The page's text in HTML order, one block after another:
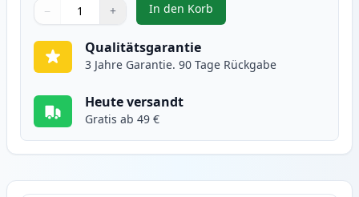
Verwenden Sie die Tasten, um anzupassen
− +
1
In den Korb
, Brother DR3100 trommel (Ink
Qualitätsgarantie
3 Jahre Garantie. 90 Tage Rückgabe
Heute versandt
Gratis ab 49 €